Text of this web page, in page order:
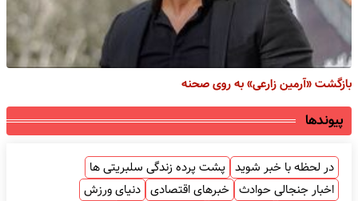
بازگشت «آرمین زارعی» به روی صحنه
پیوندها
در لحظه با خبر شوید پشت پرده زندگی سلبریتی ها
اخبار جنجالی حوادث خبرهای اقتصادی دنیای ورزش